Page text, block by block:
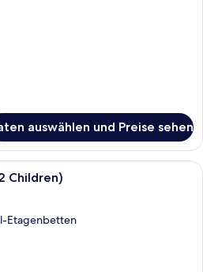
auswählen und Preise sehen
Zimmersafe, kostenloses WLAN,
Children)
Etagenbetten